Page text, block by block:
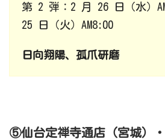
第 2 弾：2 月 26 日（水）
25 日（火）AM8:00
日向翔陽、孤爪研磨
⑤仙台定禅寺通店（宮城）